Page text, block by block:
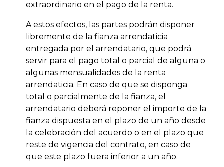
extraordinario en el pago de la renta.
A estos efectos, las partes podrán disponer
libremente de la fianza arrendaticia
entregada por el arrendatario, que podrá
servir para el pago total o parcial de alguna o
algunas mensualidades de la renta
arrendaticia. En caso de que se disponga
total o parcialmente de la fianza, el
arrendatario deberá reponer el importe de la
fianza dispuesta en el plazo de un año desde
la celebración del acuerdo o en el plazo que
reste de vigencia del contrato, en caso de
que este plazo fuera inferior a un año.